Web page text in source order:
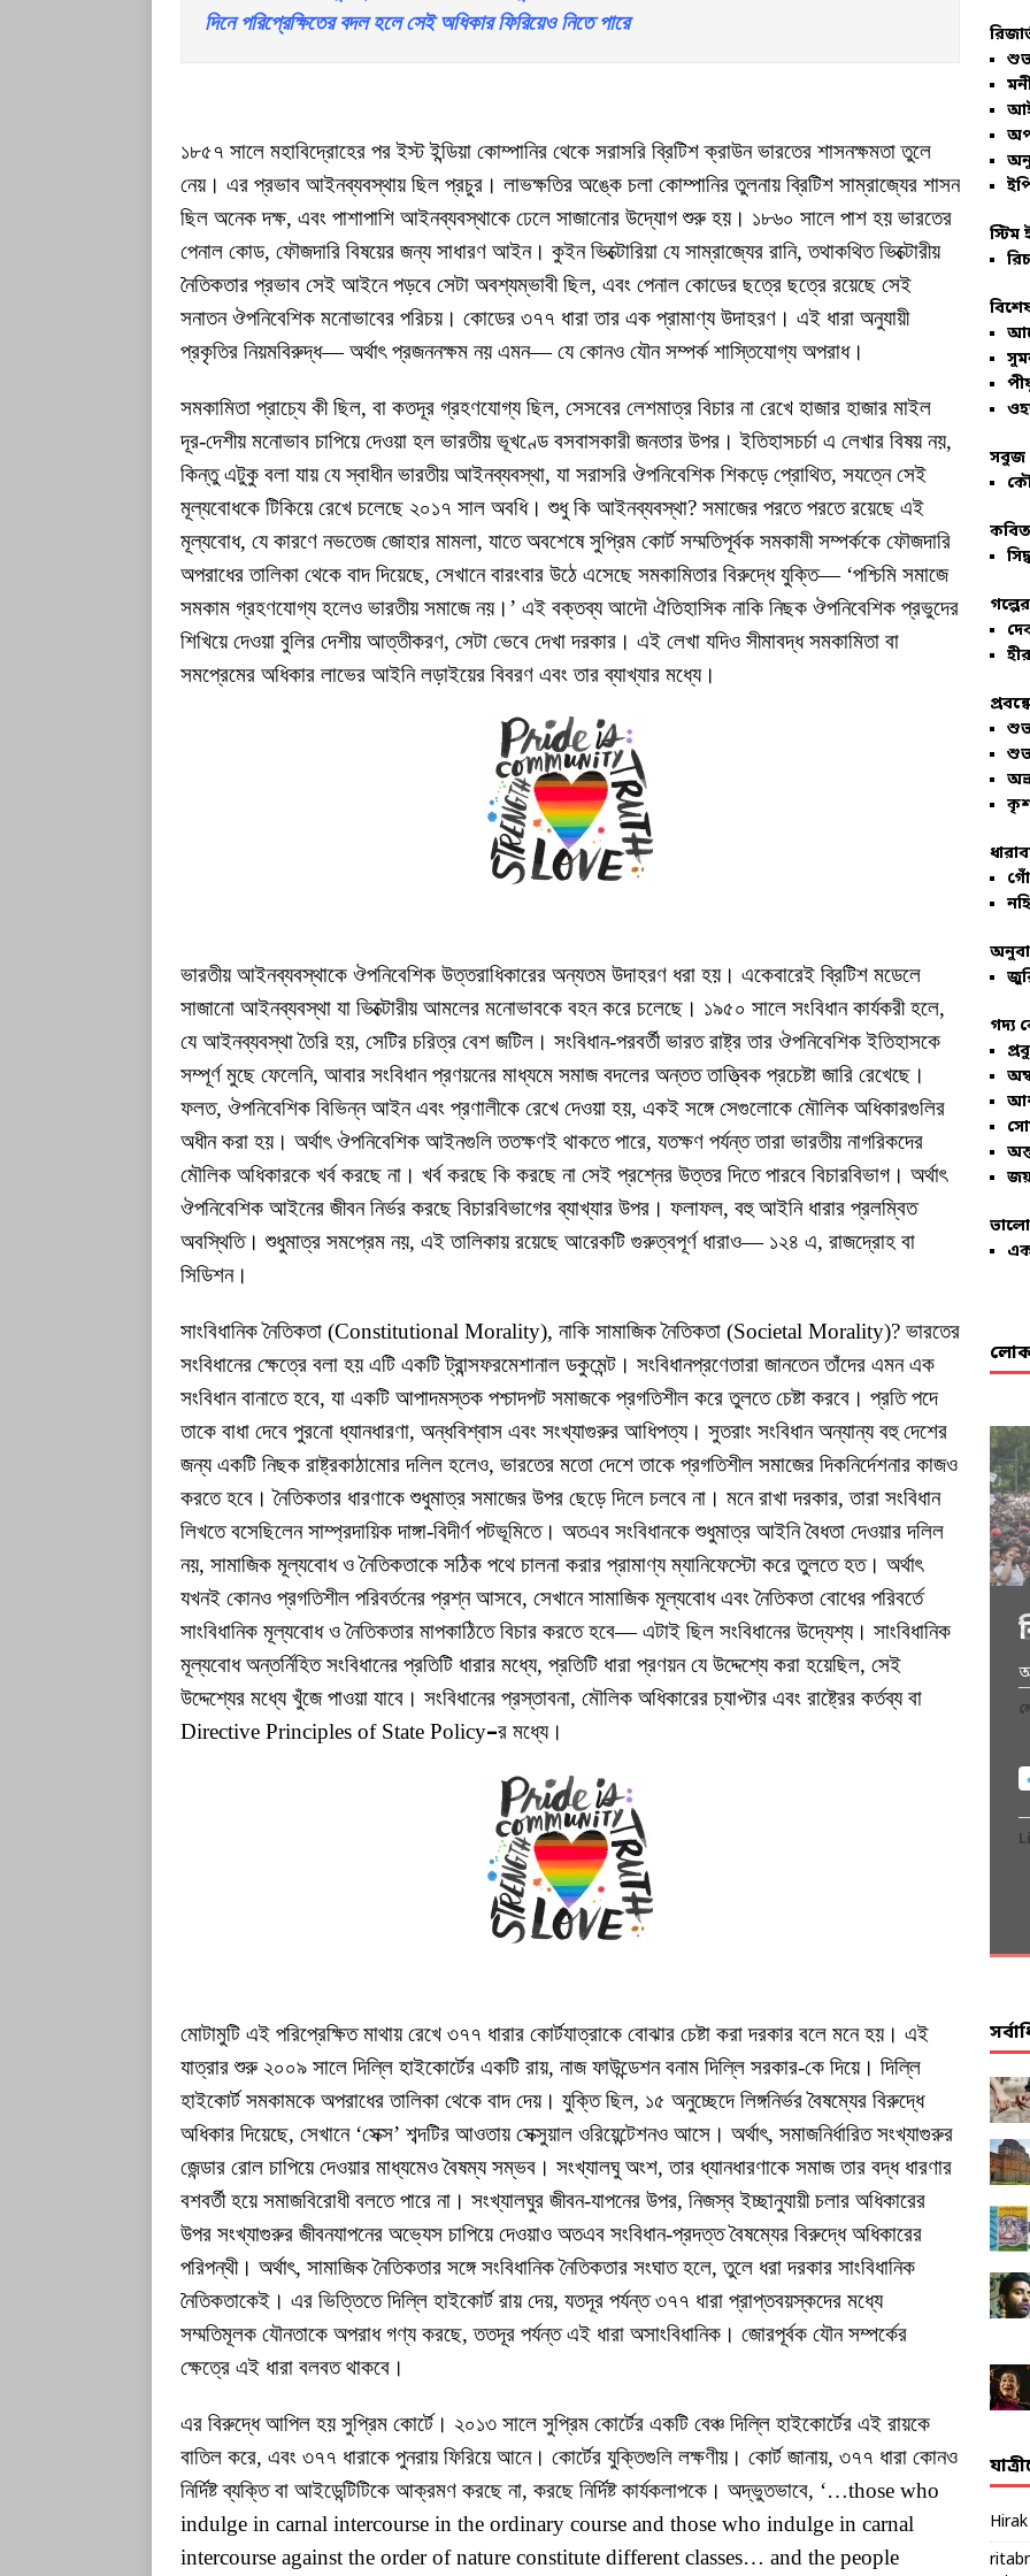
দিনে পরিপ্রেক্ষিতের বদল হলে সেই অধিকার ফিরিয়েও নিতে পারে
১৮৫৭ সালে মহাবিদ্রোহের পর ইস্ট ইন্ডিয়া কোম্পানির থেকে সরাসরি ব্রিটিশ ক্রাউন ভারতের শাসনক্ষমতা তুলে
নেয়। এর প্রভাব আইনব্যবস্থায় ছিল প্রচুর। লাভক্ষতির অঙ্কে চলা কোম্পানির তুলনায় ব্রিটিশ সাম্রাজ্যের শাসন
ছিল অনেক দক্ষ, এবং পাশাপাশি আইনব্যবস্থাকে ঢেলে সাজানোর উদ্যোগ শুরু হয়। ১৮৬০ সালে পাশ হয় ভারতের
পেনাল কোড, ফৌজদারি বিষয়ের জন্য সাধারণ আইন। কুইন ভিক্টোরিয়া যে সাম্রাজ্যের রানি, তথাকথিত ভিক্টোরীয়
নৈতিকতার প্রভাব সেই আইনে পড়বে সেটা অবশ্যম্ভাবী ছিল, এবং পেনাল কোডের ছত্রে ছত্রে রয়েছে সেই
সনাতন ঔপনিবেশিক মনোভাবের পরিচয়। কোডের ৩৭৭ ধারা তার এক প্রামাণ্য উদাহরণ। এই ধারা অনুযায়ী
প্রকৃতির নিয়মবিরুদ্ধ— অর্থাৎ প্রজননক্ষম নয় এমন— যে কোনও যৌন সম্পর্ক শাস্তিযোগ্য অপরাধ।
সমকামিতা প্রাচ্যে কী ছিল, বা কতদূর গ্রহণযোগ্য ছিল, সেসবের লেশমাত্র বিচার না রেখে হাজার হাজার মাইল
দূর-দেশীয় মনোভাব চাপিয়ে দেওয়া হল ভারতীয় ভূখণ্ডে বসবাসকারী জনতার উপর। ইতিহাসচর্চা এ লেখার বিষয় নয়,
কিন্তু এটুকু বলা যায় যে স্বাধীন ভারতীয় আইনব্যবস্থা, যা সরাসরি ঔপনিবেশিক শিকড়ে প্রোথিত, সযত্নে সেই
মূল্যবোধকে টিকিয়ে রেখে চলেছে ২০১৭ সাল অবধি। শুধু কি আইনব্যবস্থা? সমাজের পরতে পরতে রয়েছে এই
মূল্যবোধ, যে কারণে নভতেজ জোহার মামলা, যাতে অবশেষে সুপ্রিম কোর্ট সম্মতিপূর্বক সমকামী সম্পর্ককে ফৌজদারি
অপরাধের তালিকা থেকে বাদ দিয়েছে, সেখানে বারংবার উঠে এসেছে সমকামিতার বিরুদ্ধে যুক্তি— ‘পশ্চিমি সমাজে
সমকাম গ্রহণযোগ্য হলেও ভারতীয় সমাজে নয়।’ এই বক্তব্য আদৌ ঐতিহাসিক নাকি নিছক ঔপনিবেশিক প্রভুদের
শিখিয়ে দেওয়া বুলির দেশীয় আত্তীকরণ, সেটা ভেবে দেখা দরকার। এই লেখা যদিও সীমাবদ্ধ সমকামিতা বা
সমপ্রেমের অধিকার লাভের আইনি লড়াইয়ের বিবরণ এবং তার ব্যাখ্যার মধ্যে।
ভারতীয় আইনব্যবস্থাকে ঔপনিবেশিক উত্তরাধিকারের অন্যতম উদাহরণ ধরা হয়। একেবারেই ব্রিটিশ মডেলে
সাজানো আইনব্যবস্থা যা ভিক্টোরীয় আমলের মনোভাবকে বহন করে চলেছে। ১৯৫০ সালে সংবিধান কার্যকরী হলে,
যে আইনব্যবস্থা তৈরি হয়, সেটির চরিত্র বেশ জটিল। সংবিধান-পরবর্তী ভারত রাষ্ট্র তার ঔপনিবেশিক ইতিহাসকে
সম্পূর্ণ মুছে ফেলেনি, আবার সংবিধান প্রণয়নের মাধ্যমে সমাজ বদলের অন্তত তাত্ত্বিক প্রচেষ্টা জারি রেখেছে।
ফলত, ঔপনিবেশিক বিভিন্ন আইন এবং প্রণালীকে রেখে দেওয়া হয়, একই সঙ্গে সেগুলোকে মৌলিক অধিকারগুলির
অধীন করা হয়। অর্থাৎ ঔপনিবেশিক আইনগুলি ততক্ষণই থাকতে পারে, যতক্ষণ পর্যন্ত তারা ভারতীয় নাগরিকদের
মৌলিক অধিকারকে খর্ব করছে না। খর্ব করছে কি করছে না সেই প্রশ্নের উত্তর দিতে পারবে বিচারবিভাগ। অর্থাৎ
ঔপনিবেশিক আইনের জীবন নির্ভর করছে বিচারবিভাগের ব্যাখ্যার উপর। ফলাফল, বহু আইনি ধারার প্রলম্বিত
অবস্থিতি। শুধুমাত্র সমপ্রেম নয়, এই তালিকায় রয়েছে আরেকটি গুরুত্বপূর্ণ ধারাও— ১২৪ এ, রাজদ্রোহ বা
সিডিশন।
সাংবিধানিক নৈতিকতা (Constitutional Morality), নাকি সামাজিক নৈতিকতা (Societal Morality)? ভারতের
সংবিধানের ক্ষেত্রে বলা হয় এটি একটি ট্রান্সফরমেশানাল ডকুমেন্ট। সংবিধানপ্রণেতারা জানতেন তাঁদের এমন এক
সংবিধান বানাতে হবে, যা একটি আপাদমস্তক পশ্চাদপট সমাজকে প্রগতিশীল করে তুলতে চেষ্টা করবে। প্রতি পদে
তাকে বাধা দেবে পুরনো ধ্যানধারণা, অন্ধবিশ্বাস এবং সংখ্যাগুরুর আধিপত্য। সুতরাং সংবিধান অন্যান্য বহু দেশের
জন্য একটি নিছক রাষ্ট্রকাঠামোর দলিল হলেও, ভারতের মতো দেশে তাকে প্রগতিশীল সমাজের দিকনির্দেশনার কাজও
করতে হবে। নৈতিকতার ধারণাকে শুধুমাত্র সমাজের উপর ছেড়ে দিলে চলবে না। মনে রাখা দরকার, তারা সংবিধান
লিখতে বসেছিলেন সাম্প্রদায়িক দাঙ্গা-বিদীর্ণ পটভূমিতে। অতএব সংবিধানকে শুধুমাত্র আইনি বৈধতা দেওয়ার দলিল
নয়, সামাজিক মূল্যবোধ ও নৈতিকতাকে সঠিক পথে চালনা করার প্রামাণ্য ম্যানিফেস্টো করে তুলতে হত। অর্থাৎ
যখনই কোনও প্রগতিশীল পরিবর্তনের প্রশ্ন আসবে, সেখানে সামাজিক মূল্যবোধ এবং নৈতিকতা বোধের পরিবর্তে
সাংবিধানিক মূল্যবোধ ও নৈতিকতার মাপকাঠিতে বিচার করতে হবে— এটাই ছিল সংবিধানের উদ্যেশ্য। সাংবিধানিক
মূল্যবোধ অন্তর্নিহিত সংবিধানের প্রতিটি ধারার মধ্যে, প্রতিটি ধারা প্রণয়ন যে উদ্দেশ্যে করা হয়েছিল, সেই
উদ্দেশ্যের মধ্যে খুঁজে পাওয়া যাবে। সংবিধানের প্রস্তাবনা, মৌলিক অধিকারের চ্যাপ্টার এবং রাষ্ট্রের কর্তব্য বা
Directive Principles of State Policy–র মধ্যে।
মোটামুটি এই পরিপ্রেক্ষিত মাথায় রেখে ৩৭৭ ধারার কোর্টযাত্রাকে বোঝার চেষ্টা করা দরকার বলে মনে হয়। এই
যাত্রার শুরু ২০০৯ সালে দিল্লি হাইকোর্টের একটি রায়, নাজ ফাউন্ডেশন বনাম দিল্লি সরকার-কে দিয়ে। দিল্লি
হাইকোর্ট সমকামকে অপরাধের তালিকা থেকে বাদ দেয়। যুক্তি ছিল, ১৫ অনুচ্ছেদে লিঙ্গনির্ভর বৈষম্যের বিরুদ্ধে
অধিকার দিয়েছে, সেখানে ‘সেক্স’ শব্দটির আওতায় সেক্সুয়াল ওরিয়েন্টেশনও আসে। অর্থাৎ, সমাজনির্ধারিত সংখ্যাগুরুর
জেন্ডার রোল চাপিয়ে দেওয়ার মাধ্যমেও বৈষম্য সম্ভব। সংখ্যালঘু অংশ, তার ধ্যানধারণাকে সমাজ তার বদ্ধ ধারণার
বশবর্তী হয়ে সমাজবিরোধী বলতে পারে না। সংখ্যালঘুর জীবন-যাপনের উপর, নিজস্ব ইচ্ছানুযায়ী চলার অধিকারের
উপর সংখ্যাগুরুর জীবনযাপনের অভ্যেস চাপিয়ে দেওয়াও অতএব সংবিধান-প্রদত্ত বৈষম্যের বিরুদ্ধে অধিকারের
পরিপন্থী। অর্থাৎ, সামাজিক নৈতিকতার সঙ্গে সংবিধানিক নৈতিকতার সংঘাত হলে, তুলে ধরা দরকার সাংবিধানিক
নৈতিকতাকেই। এর ভিত্তিতে দিল্লি হাইকোর্ট রায় দেয়, যতদূর পর্যন্ত ৩৭৭ ধারা প্রাপ্তবয়স্কদের মধ্যে
সম্মতিমূলক যৌনতাকে অপরাধ গণ্য করছে, ততদূর পর্যন্ত এই ধারা অসাংবিধানিক। জোরপূর্বক যৌন সম্পর্কের
ক্ষেত্রে এই ধারা বলবত থাকবে।
এর বিরুদ্ধে আপিল হয় সুপ্রিম কোর্টে। ২০১৩ সালে সুপ্রিম কোর্টের একটি বেঞ্চ দিল্লি হাইকোর্টের এই রায়কে
বাতিল করে, এবং ৩৭৭ ধারাকে পুনরায় ফিরিয়ে আনে। কোর্টের যুক্তিগুলি লক্ষণীয়। কোর্ট জানায়, ৩৭৭ ধারা কোনও
নির্দিষ্ট ব্যক্তি বা আইডেন্টিটিকে আক্রমণ করছে না, করছে নির্দিষ্ট কার্যকলাপকে। অদ্ভুতভাবে, ‘…those who
indulge in carnal intercourse in the ordinary course and those who indulge in carnal
intercourse against the order of nature constitute different classes… and the people
স্টিম
সবুজ
গদ্য